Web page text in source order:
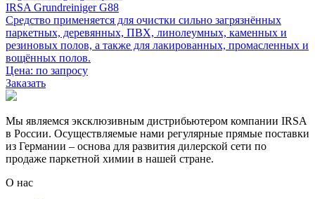
IRSA Grundreiniger G88
Средство применяется для очистки сильно загрязнённых
паркетных, деревянных, ПВХ, линолеумных, каменных и
резиновых полов, а также для лакированных, промасленных и
вощённых полов.
Цена: по запросу
Заказать
Мы являемся эксклюзивным дистрибьютером компании IRSA
в России. Осуществляемые нами регулярные прямые поставки
из Германии – основа для развития дилерской сети по
продаже паркетной химии в нашей стране.
О нас